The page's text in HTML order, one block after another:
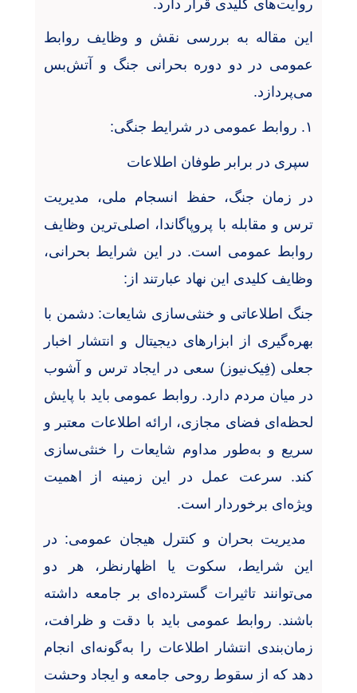
روایت‌های کلیدی قرار دارد.
این مقاله به بررسی نقش و وظایف روابط
عمومی در دو دوره بحرانی جنگ و آتش‌بس
می‌پردازد.
۱. روابط عمومی در شرایط جنگی:
سپری در برابر طوفان اطلاعات
در زمان جنگ، حفظ انسجام ملی، مدیریت
ترس و مقابله با پروپاگاندا، اصلی‌ترین وظایف
روابط عمومی است. در این شرایط بحرانی،
وظایف کلیدی این نهاد عبارتند از :
جنگ اطلاعاتی و خنثی‌سازی شایعات: دشمن با
بهره‌گیری از ابزارهای دیجیتال و انتشار اخبار
جعلی (فِیک‌نیوز) سعی در ایجاد ترس و آشوب
در میان مردم دارد. روابط عمومی باید با پایش
لحظه‌ای فضای مجازی، ارائه اطلاعات معتبر و
سریع و به‌طور مداوم شایعات را خنثی‌سازی
کند. سرعت عمل در این زمینه از اهمیت
ویژه‌ای برخوردار است.
مدیریت بحران و کنترل هیجان عمومی: در
این شرایط، سکوت یا اظهارنظر، هر دو
می‌توانند تاثیرات گسترده‌ای بر جامعه داشته
باشند. روابط عمومی باید با دقت و ظرافت،
زمان‌بندی انتشار اطلاعات را به‌گونه‌ای انجام
دهد که از سقوط روحی جامعه و ایجاد وحشت